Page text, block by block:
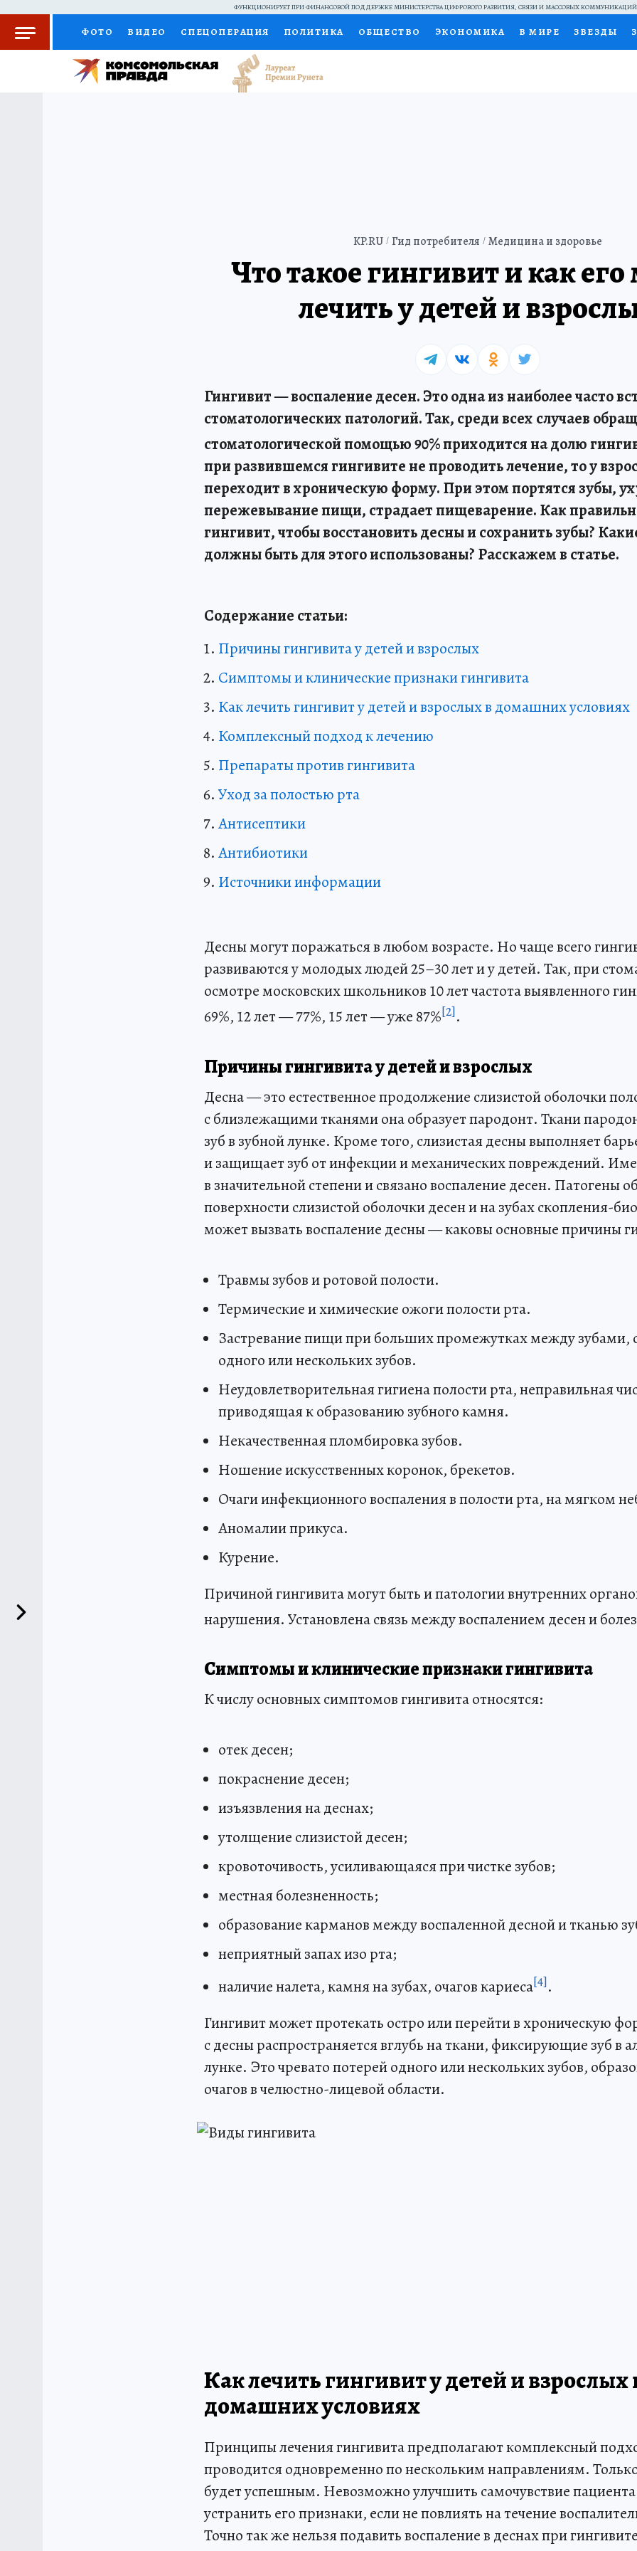
ФУНКЦИОНИРУЕТ ПРИ ФИНАНСОВОЙ ПОДДЕРЖКЕ МИНИСТЕРСТВА ЦИФРОВОГО РАЗВИТИЯ, СВЯЗИ И МАССОВЫХ
ФОТО ВИДЕО СПЕЦОПЕРАЦИЯ ПОЛИТИКА ОБЩЕСТВО ЭКОНОМИКА В МИРЕ ЗВЕЗДЫ
КОЛУМНИСТЫ ПРОИСШЕСТВИЯ НАЦИОНАЛЬНЫЕ ПРОЕКТЫ РОССИИ
KP.RU Гид потребителя Медицина и здоровье
Что такое гингивит и как
лечить у детей и
Гингивит — воспаление десен. Это одна из наиболее часто
стоматологических патологий. Так, среди всех случаев
стоматологической помощью 90% приходится на долю
при развившемся гингивите не проводить лечение, то у
переходит в хроническую форму. При этом портятся зубы,
пережевывание пищи, страдает пищеварение. Как
гингивит, чтобы восстановить десны и сохранить зубы?
должны быть для этого использованы? Расскажем в статье.
Содержание статьи:
Причины гингивита у детей и взрослых
Симптомы и клинические признаки гингивита
Как лечить гингивит у детей и взрослых в домашних условиях
Комплексный подход к лечению
Препараты против гингивита
Уход за полостью рта
Антисептики
Антибиотики
Источники информации
Десны могут поражаться в любом возрасте. Но чаще всего
развиваются у молодых людей 25–30 лет и у детей. Так, при
осмотре московских школьников 10 лет частота выявленного
69%, 12 лет — 77%, 15 лет — уже 87%[2].
Причины гингивита у детей и взрослых
Десна — это естественное продолжение слизистой оболочки
с близлежащими тканями она образует пародонт. Ткани
зуб в зубной лунке. Кроме того, слизистая десны выполняет
и защищает зуб от инфекции и механических повреждений.
в значительной степени и связано воспаление десен. Патогены
поверхности слизистой оболочки десен и на зубах скопления-
может вызвать воспаление десны — каковы основные причины
Травмы зубов и ротовой полости.
Термические и химические ожоги полости рта.
Застревание пищи при больших промежутках между зубами,
одного или нескольких зубов.
Неудовлетворительная гигиена полости рта, неправильная
приводящая к образованию зубного камня.
Некачественная пломбировка зубов.
Ношение искусственных коронок, брекетов.
Очаги инфекционного воспаления в полости рта, на мягком
Аномалии прикуса.
Курение.
Причиной гингивита могут быть и патологии внутренних
нарушения. Установлена связь между воспалением десен и
Симптомы и клинические признаки гингивита
К числу основных симптомов гингивита относятся:
отек десен;
покраснение десен;
изъязвления на деснах;
утолщение слизистой десен;
кровоточивость, усиливающаяся при чистке зубов;
местная болезненность;
образование карманов между воспаленной десной и тканью
неприятный запах изо рта;
наличие налета, камня на зубах, очагов кариеса[4].
Гингивит может протекать остро или перейти в хроническую
с десны распространяется вглубь на ткани, фиксирующие зуб в
лунке. Это чревато потерей одного или нескольких зубов,
очагов в челюстно-лицевой области.
Как лечить гингивит у детей и взрослых
домашних условиях
Принципы лечения гингивита предполагают комплексный
проводится одновременно по нескольким направлениям.
будет успешным. Невозможно улучшить самочувствие
устранить его признаки, если не повлиять на течение
Точно так же нельзя подавить воспаление в деснах при